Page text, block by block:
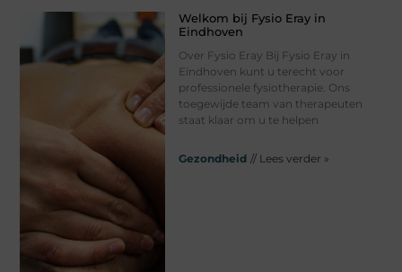
Welkom bij Fysio Eray in
Eindhoven
Over Fysio Eray Bij Fysio Eray in
Eindhoven kunt u terecht voor
professionele fysiotherapie. Ons
toegewijde team van therapeuten
staat klaar om u te helpen
Gezondheid // Lees verder »